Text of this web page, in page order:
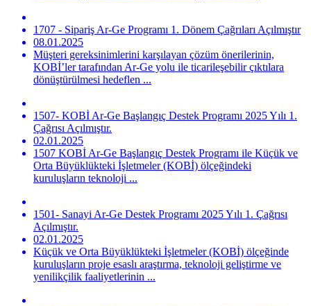
1707 - Sipariş Ar-Ge Programı 1. Dönem Çağrıları Açılmıştır
08.01.2025
Müşteri gereksinimlerini karşılayan çözüm önerilerinin,
KOBİ’ler tarafından Ar-Ge yolu ile ticarileşebilir çıktılara
dönüştürülmesi hedeflen ...
1507- KOBİ Ar-Ge Başlangıç Destek Programı 2025 Yılı 1.
Çağrısı Açılmıştır.
02.01.2025
1507 KOBİ Ar-Ge Başlangıç Destek Programı ile Küçük ve
Orta Büyüklükteki İşletmeler (KOBİ) ölçeğindeki
kuruluşların teknoloji ...
1501- Sanayi Ar-Ge Destek Programı 2025 Yılı 1. Çağrısı
Açılmıştır.
02.01.2025
Küçük ve Orta Büyüklükteki İşletmeler (KOBİ) ölçeğinde
kuruluşların proje esaslı araştırma, teknoloji geliştirme ve
yenilikçilik faaliyetlerinin ...